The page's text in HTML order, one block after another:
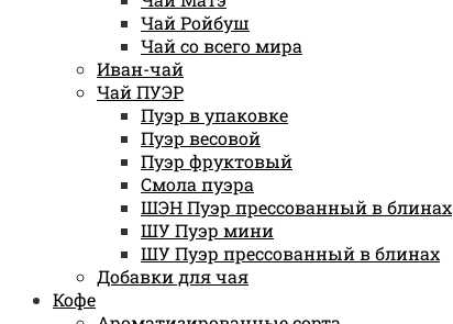
Чай Ройбуш
Чай со всего мира
Иван-чай
Чай ПУЭР
Пуэр в упаковке
Пуэр весовой
Пуэр фруктовый
Смола пуэра
ШЭН Пуэр прессованный в блинах
ШУ Пуэр мини
ШУ Пуэр прессованный в блинах
Добавки для чая
Кофе